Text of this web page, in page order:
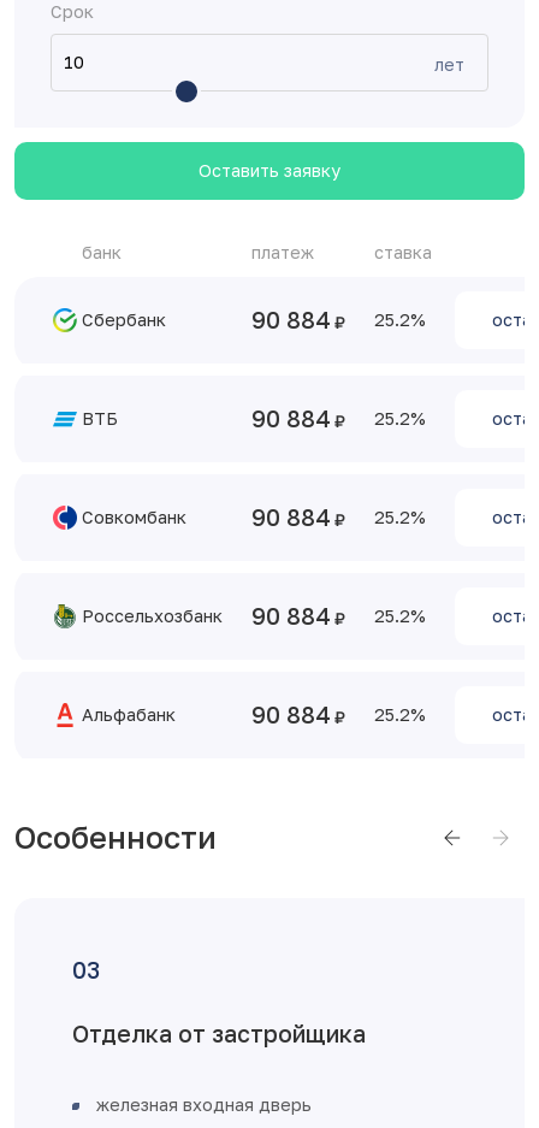
Срок
лет
Оставить заявку
банк платеж ставка
Сбербанк 90 884 25.2
ВТБ 90 884 25.2
Совкомбанк 90 884 25.2
Россельхозбанк 90 884 25.2
Альфабанк 90 884 25.2
Особенности
Отделка от застройщика
железная входная дверь